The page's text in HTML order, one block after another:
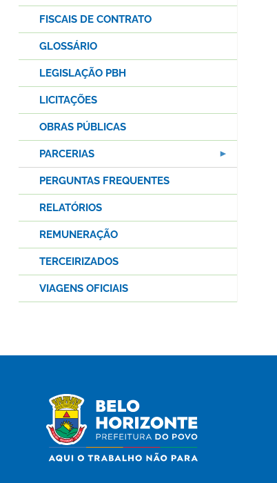
FISCAIS DE CONTRATO
GLOSSÁRIO
LEGISLAÇÃO PBH
LICITAÇÕES
OBRAS PÚBLICAS
PARCERIAS
PERGUNTAS FREQUENTES
RELATÓRIOS
REMUNERAÇÃO
TERCEIRIZADOS
VIAGENS OFICIAIS